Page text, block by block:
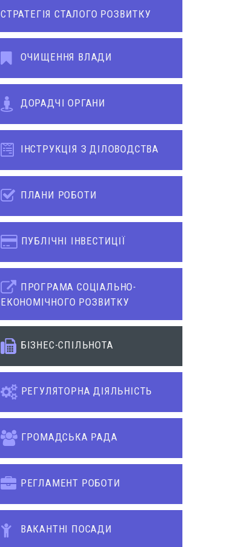
СТРАТЕГІЯ СТАЛОГО РОЗВИТКУ
ОЧИЩЕННЯ ВЛАДИ
ДОРАДЧІ ОРГАНИ
ІНСТРУКЦІЯ З ДІЛОВОДСТВА
ПЛАНИ РОБОТИ
ПУБЛІЧНІ ІНВЕСТИЦІЇ
ПРОГРАМА СОЦІАЛЬНО-
ЕКОНОМІЧНОГО РОЗВИТКУ
БІЗНЕС-СПІЛЬНОТА
РЕГУЛЯТОРНА ДІЯЛЬНІСТЬ
ГРОМАДСЬКА РАДА
РЕГЛАМЕНТ РОБОТИ
ВАКАНТНІ ПОСАДИ